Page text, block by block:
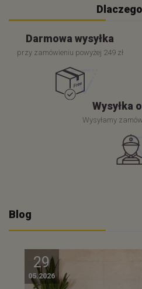
Darmowa wysyłka
przy zamówieniu powyżej 249 zł
Wysyłka
Wysyłamy
Blog
29
05.2026